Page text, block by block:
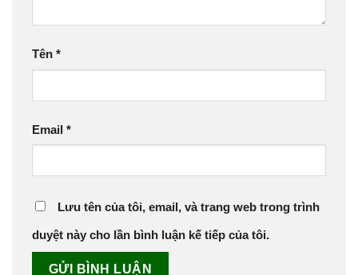
Tên *
Email *
Lưu tên của tôi, email, và trang web trong trình
duyệt này cho lần bình luận kế tiếp của tôi.